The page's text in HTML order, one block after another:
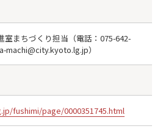
室まちづくり担当（電話：075-642-
）
fushimi/page/0000351745.html